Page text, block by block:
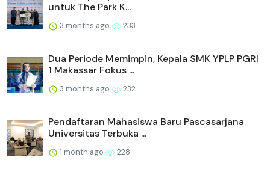
untuk The Park K...
3 months ago 233
Dua Periode Memimpin, Kepala SMK YPLP PGRI
1 Makassar Fokus ...
3 months ago 232
Pendaftaran Mahasiswa Baru Pascasarjana
Universitas Terbuka ...
1 month ago 228